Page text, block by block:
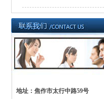
地址：焦作市太行中路59号